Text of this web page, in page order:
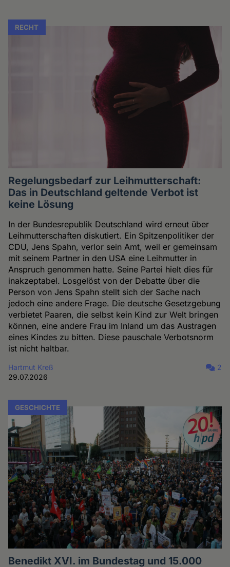
RECHT
Regelungsbedarf zur Leihmutterschaft:
Das in Deutschland geltende Verbot ist
keine Lösung
In der Bundesrepublik Deutschland wird erneut über
Leihmutterschaften diskutiert. Ein Spitzenpolitiker der
CDU, Jens Spahn, verlor sein Amt, weil er gemeinsam
mit seinem Partner in den USA eine Leihmutter in
Anspruch genommen hatte. Seine Partei hielt dies für
inakzeptabel. Losgelöst von der Debatte über die
Person von Jens Spahn stellt sich der Sache nach
jedoch eine andere Frage. Die deutsche Gesetzgebung
verbietet Paaren, die selbst kein Kind zur Welt bringen
können, eine andere Frau im Inland um das Austragen
eines Kindes zu bitten. Diese pauschale Verbotsnorm
ist nicht haltbar.
Hartmut Kreß
29.07.2026
2
GESCHICHTE
Benedikt XVI. im Bundestag und 15.000